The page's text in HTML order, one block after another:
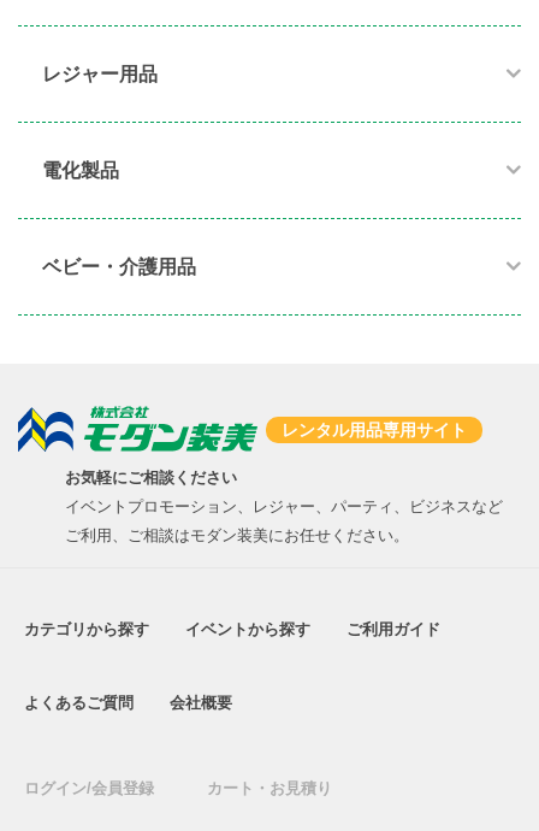
レジャー用品
電化製品​
ベビー・介護用品​
レンタル用品専用サイト
お気軽にご相談ください
イベントプロモーション、レジャー、パーティ、ビジネスなど
ご利用、ご相談はモダン装美にお任せください。
カテゴリから探す イベントから探す ご利用ガイド
よくあるご質問 会社概要
ログイン/会員登録 カート・お見積り